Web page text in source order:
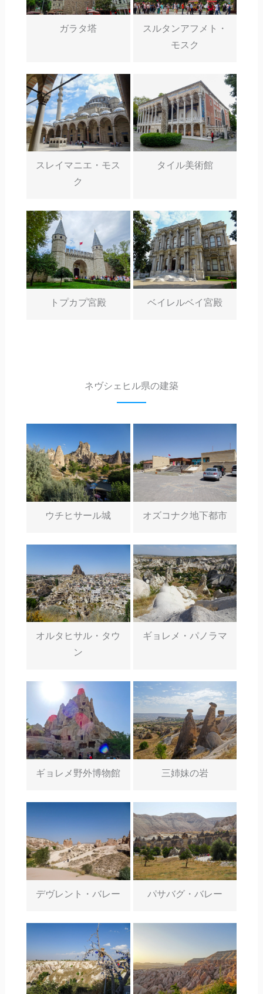
ガラタ塔
スルタンアフメト・
モスク
スレイマニエ・モス
ク
タイル美術館
トプカプ宮殿 ベイレルベイ宮殿
ネヴシェヒル県の建築
ウチヒサール城 オズコナク地下都市
オルタヒサル・タウ
ン
ギョレメ・パノラマ
ギョレメ野外博物館 三姉妹の岩
デヴレント・バレー パサバグ・バレー